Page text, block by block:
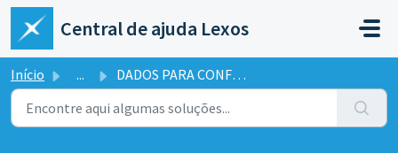
Ir para o conteúdo principal
Central de ajuda Lexos
Início ... DADOS PARA CONFIGURAR BOLETO NO ERP